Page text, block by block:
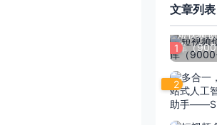
文章列表
1
短视频
库（
2